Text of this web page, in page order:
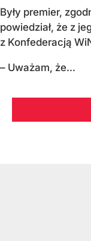
Były premier,
powiedział, że z
z Konfederacją
– Uważam, że...